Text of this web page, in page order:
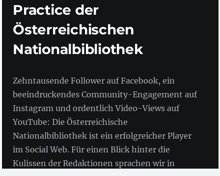
Practice der
Österreichischen
Nationalbibliothek
Zehntausende Follower auf Facebook, ein
beeindruckendes Community-Engagement auf
Instagram und ordentlich Video-Views auf
YouTube: Die Österreichische
Nationalbibliothek ist ein erfolgreicher Player
im Social Web. Für einen Blick hinter die
Kulissen der Redaktionen sprachen wir in